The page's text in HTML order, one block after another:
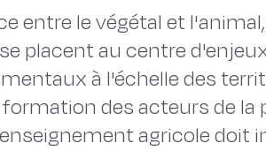
entre le végétal et
placent au centre
à l'échelle des
des acteurs de la
agricole doit